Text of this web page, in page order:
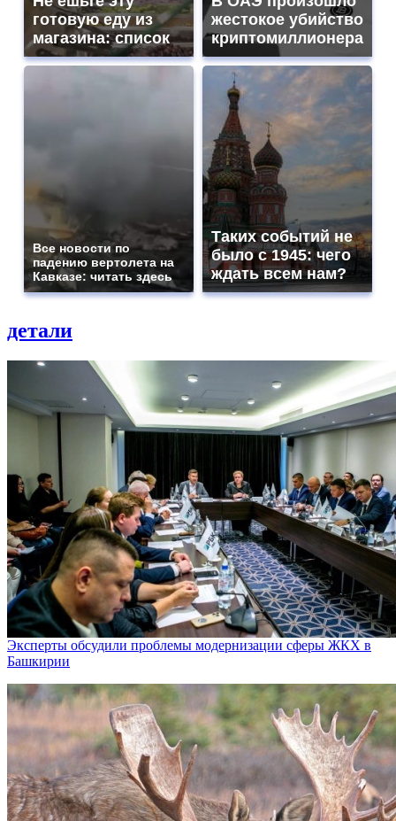
готовую еду из
магазина: список
жестокое убийство
криптомиллионера
Все новости по
падению вертолета на
Кавказе: читать здесь
Таких событий не
было с 1945: чего
ждать всем нам?
детали
Эксперты обсудили проблемы модернизации сферы ЖКХ в
Башкирии